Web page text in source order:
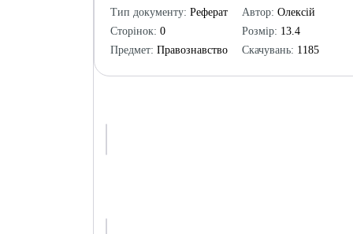
Тип документу: Реферат
Сторінок: 0
Предмет: Правознавство
Автор: Олексій
Розмір: 13.4
Скачувань: 1185